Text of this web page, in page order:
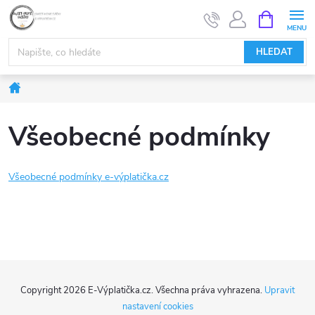
Přejít
obsah
HLEDAT
NÁKUPNÍ
KOŠÍK
Všeobecné podmínky
Všeobecné podmínky e-výplatička.cz
Copyright 2026 E-Výplatička.cz. Všechna práva vyhrazena. Upravit
nastavení cookies